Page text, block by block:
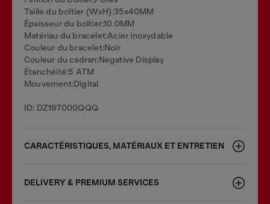
Taille du boîtier (WxH):35x40MM
Épaisseur du boîtier:10.0MM
Matériau du bracelet:Acier inoxydable
Couleur du bracelet:Noir
Couleur du cadran:Negative Display
Étanchéité:5 ATM
Mouvement:Digital
ID: DZ197000QQQ
CARACTÉRISTIQUES, MATÉRIAUX ET ENTRETIEN
DELIVERY & PREMIUM SERVICES